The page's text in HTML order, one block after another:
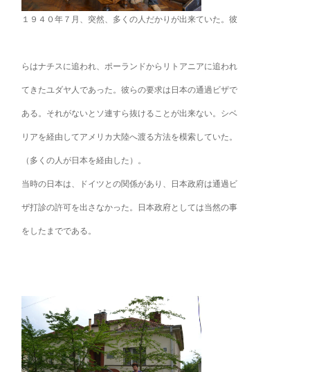
１９４０年７月、突然、多くの人だかりが出来ていた。彼
らはナチスに追われ、ポーランドからリトアニアに追われ
てきたユダヤ人であった。彼らの要求は日本の通過ビザで
ある。それがないとソ連すら抜けることが出来ない。シベ
リアを経由してアメリカ大陸へ渡る方法を模索していた。
（多くの人が日本を経由した）。
当時の日本は、ドイツとの関係があり、日本政府は通過ビ
ザ打診の許可を出さなかった。日本政府としては当然の事
をしたまでである。